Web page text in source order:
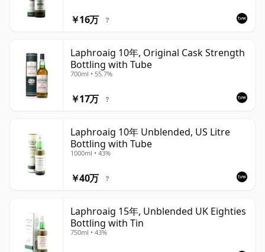
￥16万 ?
Laphroaig 10年, Original Cask Strength
Bottling with Tube
700ml • 55.7%
￥17万 ?
Laphroaig 10年 Unblended, US Litre
Bottling with Tube
1000ml • 43%
￥40万 ?
Laphroaig 15年, Unblended UK Eighties
Bottling with Tin
750ml • 43%